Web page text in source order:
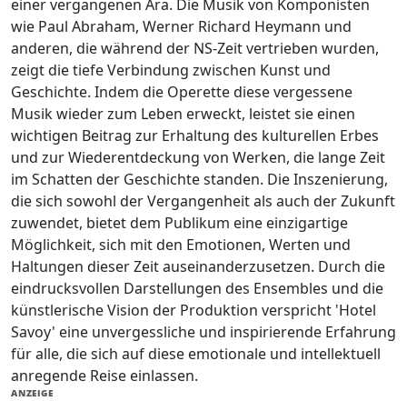
einer vergangenen Ära. Die Musik von Komponisten
wie Paul Abraham, Werner Richard Heymann und
anderen, die während der NS-Zeit vertrieben wurden,
zeigt die tiefe Verbindung zwischen Kunst und
Geschichte. Indem die Operette diese vergessene
Musik wieder zum Leben erweckt, leistet sie einen
wichtigen Beitrag zur Erhaltung des kulturellen Erbes
und zur Wiederentdeckung von Werken, die lange Zeit
im Schatten der Geschichte standen. Die Inszenierung,
die sich sowohl der Vergangenheit als auch der Zukunft
zuwendet, bietet dem Publikum eine einzigartige
Möglichkeit, sich mit den Emotionen, Werten und
Haltungen dieser Zeit auseinanderzusetzen. Durch die
eindrucksvollen Darstellungen des Ensembles und die
künstlerische Vision der Produktion verspricht 'Hotel
Savoy' eine unvergessliche und inspirierende Erfahrung
für alle, die sich auf diese emotionale und intellektuell
anregende Reise einlassen.
ANZEIGE